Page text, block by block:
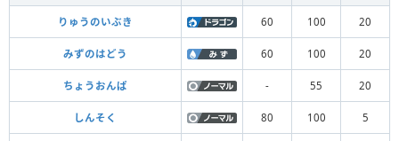
りゅうのいぶき 60 100 20
みずのはどう 60 100 20
ちょうおんぱ - 55 20
しんそく 80 100 5